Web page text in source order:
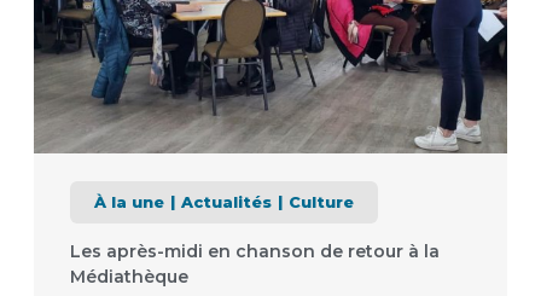
À la une Actualités Culture
Les après-midi en chanson de retour à la
Médiathèque